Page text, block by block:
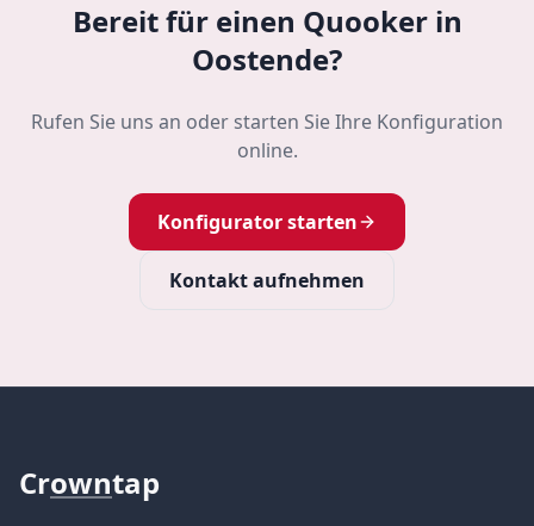
Bereit für einen Quooker in
Oostende?
Rufen Sie uns an oder starten Sie Ihre Konfiguration
online.
Konfigurator starten
Kontakt aufnehmen
Crowntap